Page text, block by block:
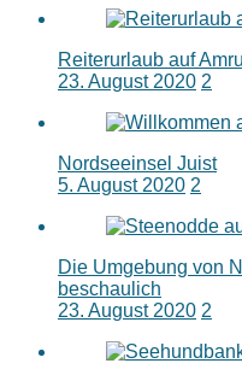
Reiterurlaub auf
23. August 2020 2
Nordseeinsel Juist
5. August 2020 2
Die Umgebung von
beschaulich
23. August 2020 2